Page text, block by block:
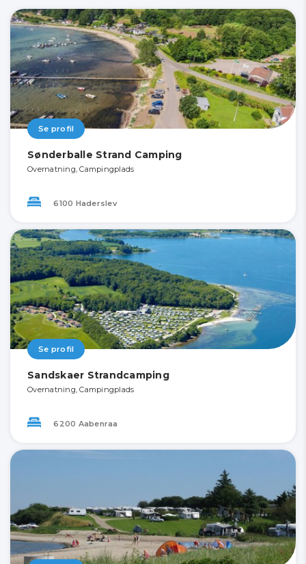
Se profil
Sønderballe Strand Camping
Overnatning, Campingplads
6100 Haderslev
Se profil
Sandskaer Strandcamping
Overnatning, Campingplads
6200 Aabenraa